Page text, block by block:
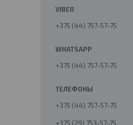
+375 (44) 757-57-75
+375 (44) 757-57-75
+375 (44) 757-57-75
+375 (29) 753-57-75